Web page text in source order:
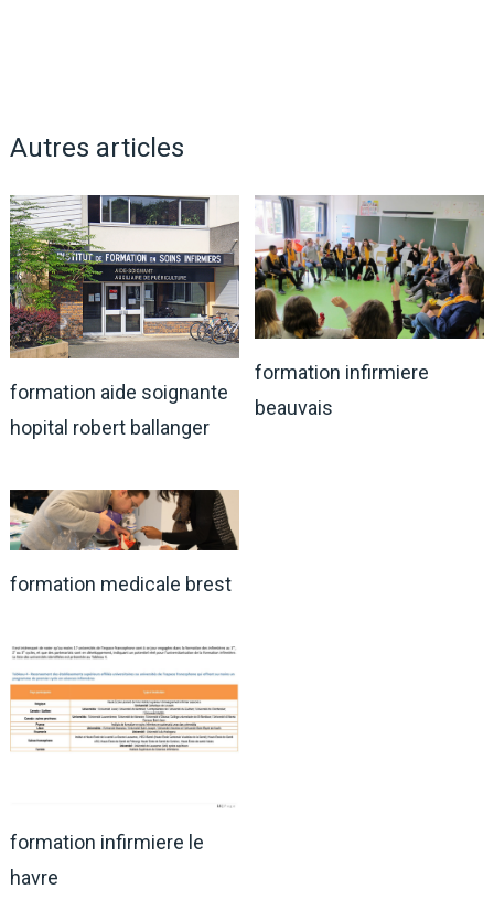
Autres articles
formation aide soignante
hopital robert ballanger
formation infirmiere
beauvais
formation medicale brest
formation infirmiere le
havre